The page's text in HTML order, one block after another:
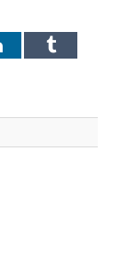
LinkedInTumblr